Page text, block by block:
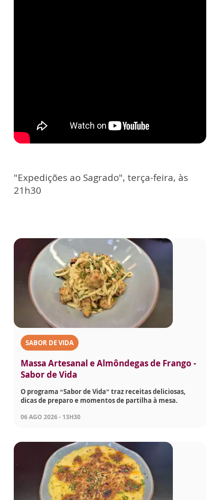
"Expedições ao Sagrado", terça-feira, às
21h30
SABOR DE VIDA
Massa Artesanal e Almôndegas de Frango -
Sabor de Vida
O programa “Sabor de Vida” traz receitas deliciosas,
dicas de preparo e momentos de partilha à mesa.
06 AGO 2026 - 13H30